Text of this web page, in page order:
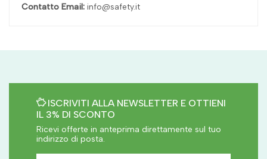
Contatto Email: info@safety.it
ISCRIVITI ALLA NEWSLETTER E OTTIENI
IL 3% DI SCONTO
Ricevi offerte in anteprima direttamente sul tuo
indirizzo di posta.